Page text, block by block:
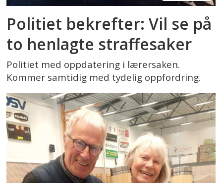
Politiet bekrefter: Vil se på
to henlagte straffesaker
Politiet med oppdatering i lærersaken.
Kommer samtidig med tydelig oppfordring.